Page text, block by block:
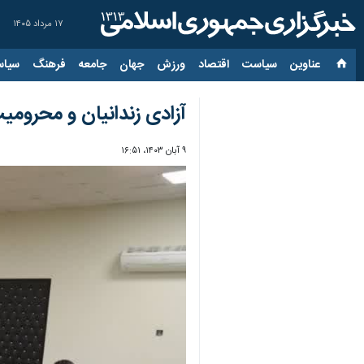
۱۷ مرداد ۱۴۰۵
عناوین‌ سیاست اقتصاد ورزش جهان جامعه فرهنگ
آزادی زندانیان و
۹ آبان ۱۴۰۳، ۱۶:۵۱